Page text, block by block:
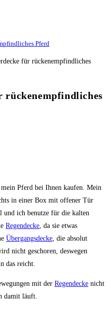
Pferd
rückenempfindliches
Pferd bei Ihnen kaufen. Mein
in einer Box mit offener Tür
und ich benutze für die kalten
Regendecke, da sie etwas
Übergangsdecke, die absolut
nicht geschoren, deswegen
das reicht.
mit der Regendecke nicht
damit läuft.